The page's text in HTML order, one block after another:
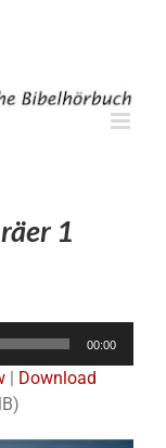
1
00:00
| Download